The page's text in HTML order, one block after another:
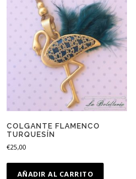
COLGANTE FLAMENCO
TURQUESÍN
€25,00
AÑADIR AL CARRITO